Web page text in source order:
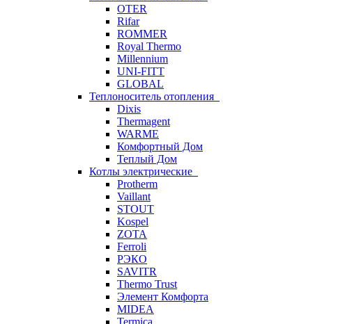
OTER
Rifar
ROMMER
Royal Thermo
Millennium
UNI-FITT
GLOBAL
Теплоноситель отопления
Dixis
Thermagent
WARME
Комфортный Дом
Теплый Дом
Котлы электрические
Protherm
Vaillant
STOUT
Kospel
ZOTA
Ferroli
РЭКО
SAVITR
Thermo Trust
Элемент Комфорта
MIDEA
Termica